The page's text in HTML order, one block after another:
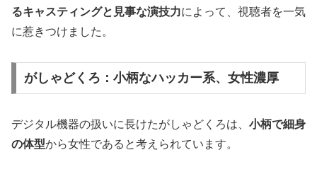
るキャスティングと見事な演技力によって、視聴者を一気
に惹きつけました。
がしゃどくろ：小柄なハッカー系、女性濃厚
デジタル機器の扱いに長けたがしゃどくろは、 小柄で細身
の体型から女性であると考えられています。